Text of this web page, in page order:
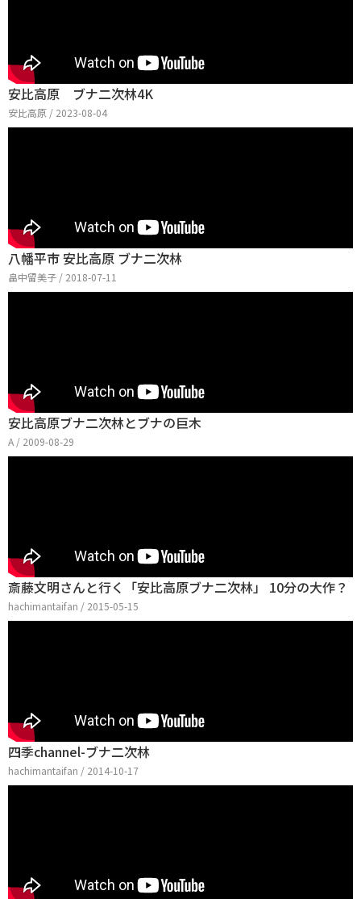
安比高原 ブナ二次林4K
安比高原 / 2023-08-04
八幡平市 安比高原 ブナ二次林
畠中留美子 / 2018-07-11
安比高原ブナ二次林とブナの巨木
A / 2009-08-29
斎藤文明さんと行く「安比高原ブナ二次林」 10分の大作？
hachimantaifan / 2015-05-15
四季channel-ブナ二次林
hachimantaifan / 2014-10-17